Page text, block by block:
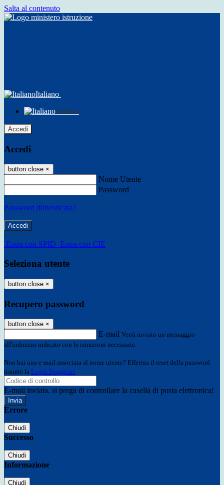
Salta al contenuto
Italiano
Italiano
Accedi
Accedi
button close ×
Nome Utente
Password
Password dimenticata?
-
Entra con SPID Entra con CIE
Seleziona utente
button close ×
Recupero password
button close ×
E-mail Verrà inviato un messaggio
all'indirizzo indicato con le istruzioni necessarie.
Non hai una e-mail associata al nome utente? Effettua il reset della password
tramite la Login Spaggiari
E-mail inviata, si prega di controllare la casella di posta elettronica!
Errore
Chiudi
Successo
Chiudi
Informazione
Chiudi